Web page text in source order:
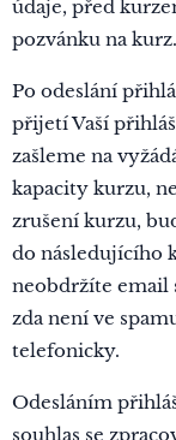
údaje, před
pozvánku na kurz.
Po odeslání
přijetí Vaší
zašleme na
kapacity kurzu,
zrušení kurzu,
do následujícího
neobdržíte email
zda není ve
telefonicky.
Odesláním
souhlas se